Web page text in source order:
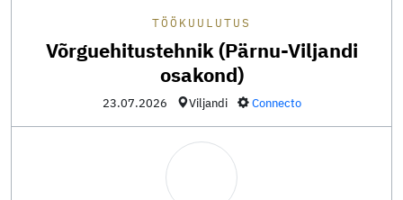
TÖÖKUULUTUS
Võrguehitustehnik (Pärnu-Viljandi
osakond)
23.07.2026 Viljandi Connecto